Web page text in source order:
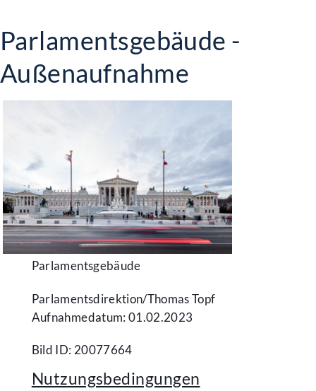
Parlamentsgebäude -
Außenaufnahme
Parlamentsgebäude
Parlamentsdirektion/​Thomas Topf
Aufnahmedatum: 01.02.2023
Bild ID: 20077664
Nutzungsbedingungen